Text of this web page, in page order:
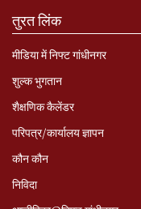
तुरत लिंक
मीडिया में निफ्ट गांधीनगर
शुल्क भुगतान
शैक्षणिक कैलेंडर
परिपत्र/कार्यालय ज्ञापन
कौन कौन
निविदा